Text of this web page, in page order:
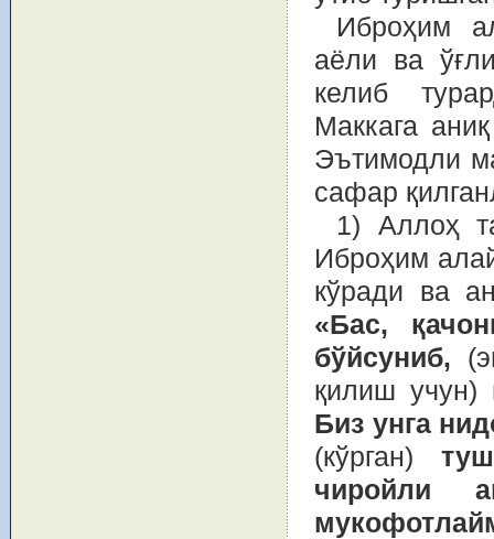
Иброҳим
аёли ва
келиб
Маккага
Эътимодли
сафар
1) Аллоҳ
Иброҳим
кўради ва
«Бас,
бўйсуниб,
қилиш учун)
Биз унга
(кўрган)
чиройли